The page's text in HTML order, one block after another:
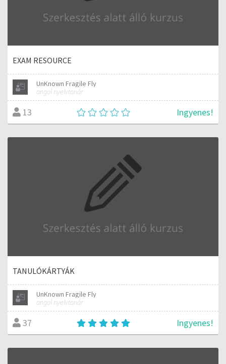
EXAM RESOURCE
UnKnown Fragile Fly
angol nyelvtanár
13 Ingyenes!
TANULÓKÁRTYÁK
UnKnown Fragile Fly
angol nyelvtanár
37 Ingyenes!